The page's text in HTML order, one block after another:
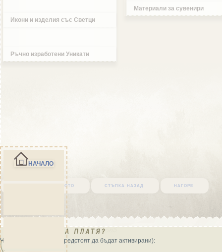
Икони и изделия със Светци
Ръчно изработени Уникати
Материали за сувенири
върни се в началото стъпка назад нагоре
Начини на плащане (предстоят да бъдат активирани):
НАЧАЛО